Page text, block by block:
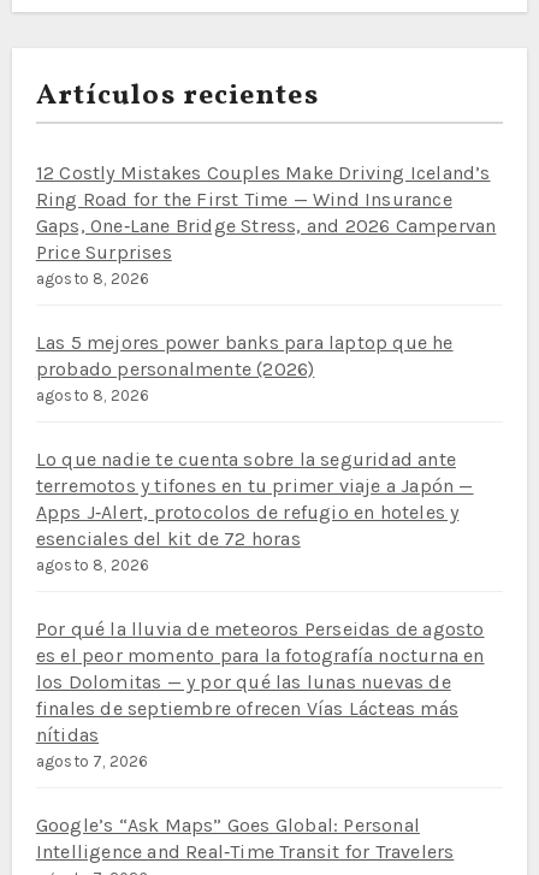
Artículos recientes
12 Costly Mistakes Couples Make Driving Iceland’s
Ring Road for the First Time — Wind Insurance
Gaps, One‑Lane Bridge Stress, and 2026 Campervan
Price Surprises
agosto 8, 2026
Las 5 mejores power banks para laptop que he
probado personalmente (2026)
agosto 8, 2026
Lo que nadie te cuenta sobre la seguridad ante
terremotos y tifones en tu primer viaje a Japón —
Apps J‑Alert, protocolos de refugio en hoteles y
esenciales del kit de 72 horas
agosto 8, 2026
Por qué la lluvia de meteoros Perseidas de agosto
es el peor momento para la fotografía nocturna en
los Dolomitas — y por qué las lunas nuevas de
finales de septiembre ofrecen Vías Lácteas más
nítidas
agosto 7, 2026
Google’s “Ask Maps” Goes Global: Personal
Intelligence and Real‑Time Transit for Travelers